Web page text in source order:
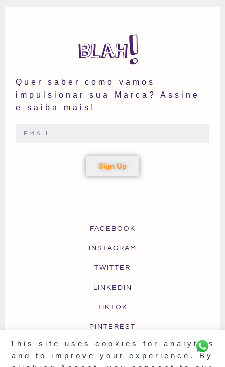
This site uses cookies for analytics
and to improve your experience. By
Quer saber como vamos
impulsionar sua Marca? Assine
e saiba mais!
Sign Up
FACEBOOK
INSTAGRAM
TWITTER
LINKEDIN
TIKTOK
PINTEREST